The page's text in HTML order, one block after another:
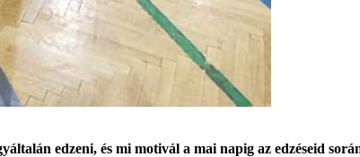
edzeni, és mi motivál a mai napig az edzéseid